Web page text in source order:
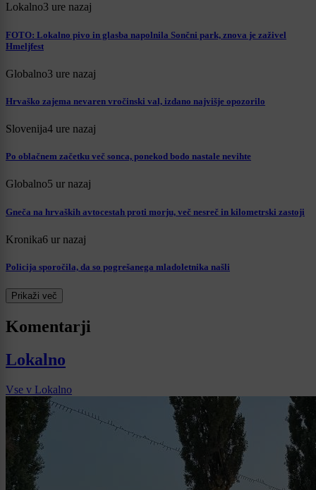
Lokalno3 ure nazaj
FOTO: Lokalno pivo in glasba napolnila Sončni park, znova je zaživel
Hmeljfest
Globalno3 ure nazaj
Hrvaško zajema nevaren vročinski val, izdano najvišje opozorilo
Slovenija4 ure nazaj
Po oblačnem začetku več sonca, ponekod bodo nastale nevihte
Globalno5 ur nazaj
Gneča na hrvaških avtocestah proti morju, več nesreč in kilometrski zastoji
Kronika6 ur nazaj
Policija sporočila, da so pogrešanega mladoletnika našli
Prikaži več
Komentarji
Lokalno
Vse v Lokalno